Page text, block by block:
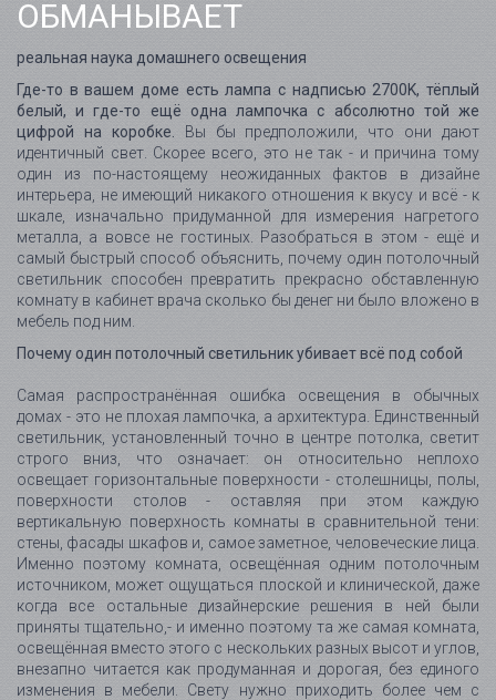
ОБМАНЫВАЕТ
реальная наука домашнего освещения
Где-то в вашем доме есть лампа с надписью 2700K, тёплый
белый, и где-то ещё одна лампочка с абсолютно той же
цифрой на коробке.
Вы бы предположили, что они дают
идентичный свет. Скорее всего, это не так - и причина тому
один из по-настоящему неожиданных фактов в дизайне
интерьера, не имеющий никакого отношения к вкусу и всё - к
шкале, изначально придуманной для измерения нагретого
металла, а вовсе не гостиных. Разобраться в этом - ещё и
самый быстрый способ объяснить, почему один потолочный
светильник способен превратить прекрасно обставленную
комнату в кабинет врача сколько бы денег ни было вложено в
мебель под ним.
Почему один потолочный светильник убивает всё под собой
Самая распространённая ошибка освещения в обычных
домах - это не плохая лампочка, а архитектура. Единственный
светильник, установленный точно в центре потолка, светит
строго вниз, что означает: он относительно неплохо
освещает горизонтальные поверхности - столешницы, полы,
поверхности столов - оставляя при этом каждую
вертикальную поверхность комнаты в сравнительной тени:
стены, фасады шкафов и, самое заметное, человеческие лица.
Именно поэтому комната, освещённая одним потолочным
источником, может ощущаться плоской и клинической, даже
когда все остальные дизайнерские решения в ней были
приняты тщательно,- и именно поэтому та же самая комната,
освещённая вместо этого с нескольких разных высот и углов,
внезапно читается как продуманная и дорогая, без единого
изменения в мебели. Свету нужно приходить более чем с